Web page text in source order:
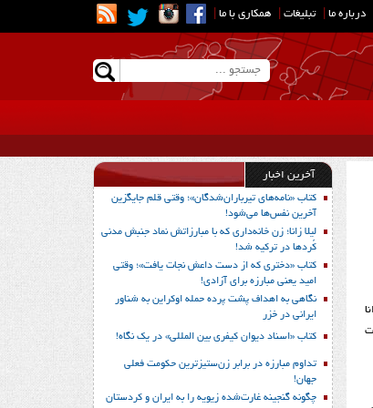
درباره ما تبلیغات همکاری با ما
آخرین اخبار
کتاب «نامه‌های تیرباران‌شدگان»؛ وقتی قلم جایگزین
آخرین نفس‌ها می‌شود!
لیلا زانا؛ زن خانه‌داری که با مبارزاتش نماد جنبش مدنی
کُردها در ترکیه شد!
کتاب «دختری که از دست داعش نجات یافت»؛ وقتی
امید یعنی مبارزه برای آزادی!
نگاهی به اهداف پشت پرده حمله اوکراین به شناور
ایرانی در خزر
کتاب «اسناد دیوان کیفری بین المللی» در یک نگاه!
تداوم مبارزه در برابر زن‌ستیزترین حکومت فعلی
جهان!
چگونه گنجینه غارت‌شده زیویه را به ایران و کردستان